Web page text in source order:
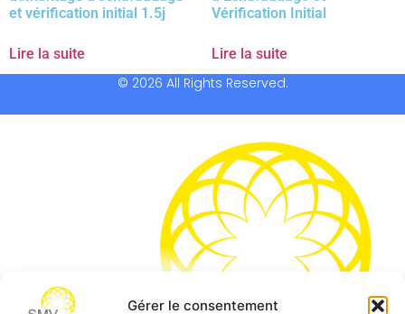
Gérer le consentement
et vérification initial 1.5j
Lire la suite
Vérification Initial
Lire la suite
© 2026 All Rights Reserved.